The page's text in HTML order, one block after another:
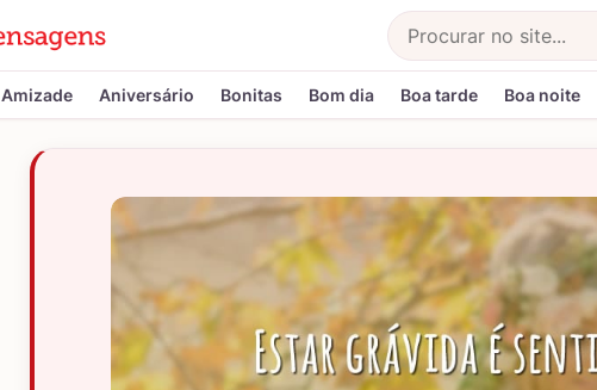
Buscar
Amizade Aniversário Bonitas Bom dia Boa tarde Boa noite